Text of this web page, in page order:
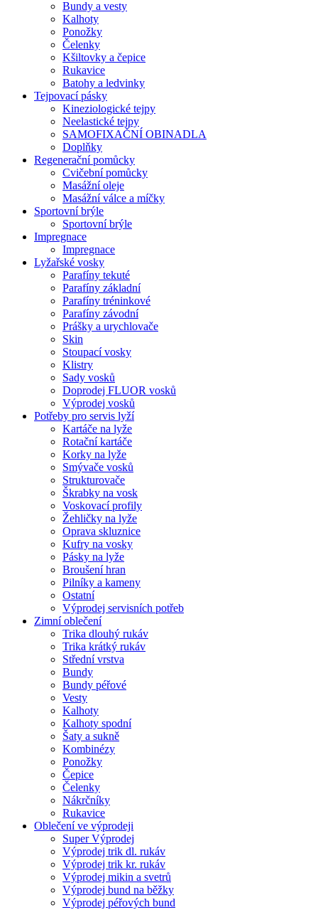
Bundy a vesty
Kalhoty
Ponožky
Čelenky
Kšiltovky a čepice
Rukavice
Batohy a ledvinky
Tejpovací pásky
Kineziologické tejpy
Neelastické tejpy
SAMOFIXAČNÍ OBINADLA
Doplňky
Regenerační pomůcky
Cvičební pomůcky
Masážní oleje
Masážní válce a míčky
Sportovní brýle
Sportovní brýle
Impregnace
Impregnace
Lyžařské vosky
Parafíny tekuté
Parafíny základní
Parafíny tréninkové
Parafíny závodní
Prášky a urychlovače
Skin
Stoupací vosky
Klistry
Sady vosků
Doprodej FLUOR vosků
Výprodej vosků
Potřeby pro servis lyží
Kartáče na lyže
Rotační kartáče
Korky na lyže
Smývače vosků
Strukturovače
Škrabky na vosk
Voskovací profily
Žehličky na lyže
Oprava skluznice
Kufry na vosky
Pásky na lyže
Broušení hran
Pilníky a kameny
Ostatní
Výprodej servisních potřeb
Zimní oblečení
Trika dlouhý rukáv
Trika krátký rukáv
Střední vrstva
Bundy
Bundy péřové
Vesty
Kalhoty
Kalhoty spodní
Šaty a sukně
Kombinézy
Ponožky
Čepice
Čelenky
Nákrčníky
Rukavice
Oblečení ve výprodeji
Super Výprodej
Výprodej trik dl. rukáv
Výprodej trik kr. rukáv
Výprodej mikin a svetrů
Výprodej bund na běžky
Výprodej péřových bund